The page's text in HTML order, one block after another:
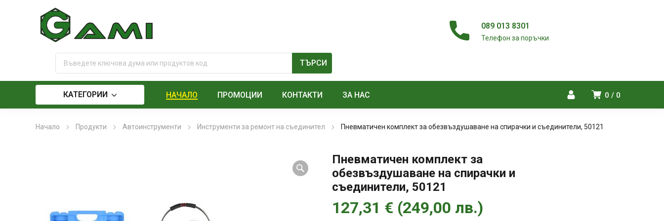
089 013 8301
Телефон за поръчки
0 0
КАТЕГОРИИ НАЧАЛО ПРОМОЦИИ КОНТАКТИ ЗА НАС
Начало Продукти Автоинструменти Инструменти за ремонт на съединител Пневматичен комплект за обезвъздушаване на спирачки и съединители, 50121
Пневматичен комплект за
обезвъздушаване на спирачки и
съединители, 50121
127,31 € (249,00 лв.)